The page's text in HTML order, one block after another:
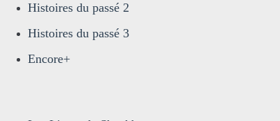
Histoires du passé 2
Histoires du passé 3
Encore+